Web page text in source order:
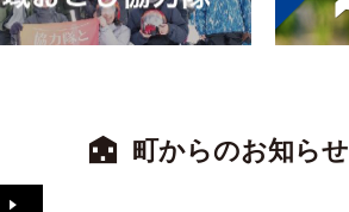
町からのお知らせ